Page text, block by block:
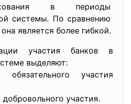
в периоды
системы. По сравнению
является более гибкой.
участия банков в
выделяют:
обязательного участия
участия.